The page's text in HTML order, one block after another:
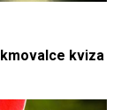
kviza